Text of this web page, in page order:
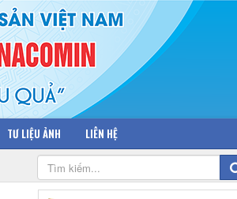
TƯ LIỆU ẢNH LIÊN HỆ